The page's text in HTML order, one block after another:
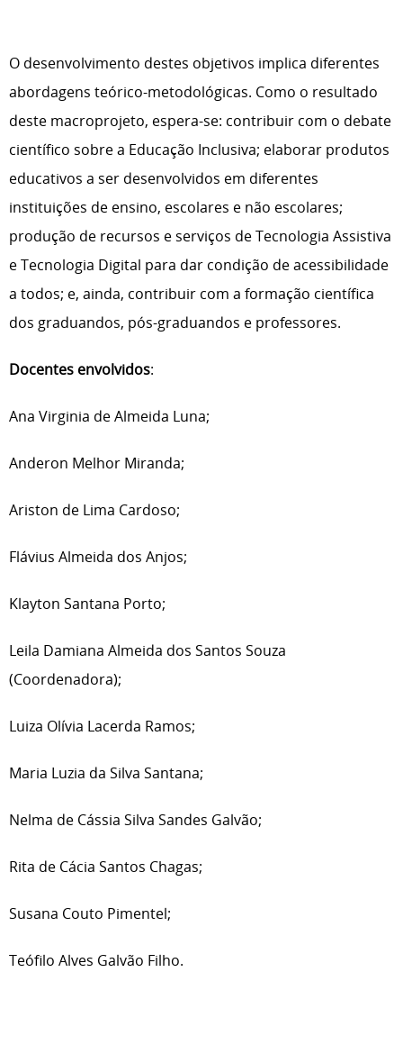
O desenvolvimento destes objetivos implica diferentes
abordagens teórico-metodológicas. Como o resultado
deste macroprojeto, espera-se: contribuir com o debate
científico sobre a Educação Inclusiva; elaborar produtos
educativos a ser desenvolvidos em diferentes
instituições de ensino, escolares e não escolares;
produção de recursos e serviços de Tecnologia Assistiva
e Tecnologia Digital para dar condição de acessibilidade
a todos; e, ainda, contribuir com a formação científica
dos graduandos, pós-graduandos e professores.
Docentes envolvidos:
Ana Virginia de Almeida Luna;
Anderon Melhor Miranda;
Ariston de Lima Cardoso;
Flávius Almeida dos Anjos;
Klayton Santana Porto;
Leila Damiana Almeida dos Santos Souza
(Coordenadora);
Luiza Olívia Lacerda Ramos;
Maria Luzia da Silva Santana;
Nelma de Cássia Silva Sandes Galvão;
Rita de Cácia Santos Chagas;
Susana Couto Pimentel;
Teófilo Alves Galvão Filho.